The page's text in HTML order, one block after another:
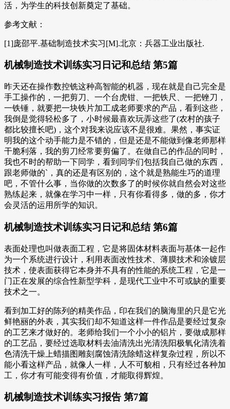
活，为学生的科技创新奠定了基础。
参考文献：
[1]庞邵平.基础制造技术实习[M].北京：兵器工业出版社.
机械制造技术训练实习日记和总结 第5篇
昨天还在操作数控铣这种高智能的机器，现在就是自己完全是
手工操作的，一把剪刀、一个台虎钳、一把铁尺、一把锉刀，
一铁锤，就要把一块铁片加工成老师要求的产品，看到这些，
我倒是觉得轻松多了，小时候最喜欢玩弄这些了(农村的孩子
都比较擅长吧)，这个对我来说应该不是很难。果然，事实证
明我的这个动手能力是不错的，但是还是不能做到像老师那样
干脆利落，我的剪刀经常要剪偏了。在做自己的作品的同时，
我也不时的帮助一下同学，看到同学们包括我自己做的东西，
跟老师做的`，真的还是有区别的，这个就是熟能生巧的道理
吧，不管什么事，当你做的次数多了的时候你就自然会对这些
熟练起来，就像在学习中一样，只有你看得多，做的多，你才
会灵活的运用所学的知识。
机械制造技术训练实习日记和总结 第6篇
表面处理也叫做表面工程，它是将固体材料表面与基体一起作
为一个系统进行设计，利用表面改性技术、薄膜技术和涂镀层
技术，使表面获得它本身并不具有的性能的系统工程，它是一
门正在发展的综合性新型学科，是现代工业中不可或缺的重要
技术之一。
看到加工好的陈列的精美作品，印在我们的脑海里的只是它光
鲜艳丽的外表，其实我们却不知道这样一件作品是要经过复杂
的工艺来才做好的。老师给我们一个小小的铝片，要做成那样
的工艺品，要经过选取材料去油清洗出光清洗阳极氧化清洗着
色清洗干燥上蜡描图雕刻腐蚀清洗除蜡这样复杂过程，所以不
能小看这样产品，就像人一样，人不可貌相，只有经过各种加
工，你才有可能变得有价值，才能取得辉煌。
机械制造技术训练实习报告 第7篇